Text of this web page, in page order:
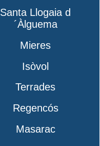
Santa Llogaia d
´Àlguema
Mieres
Isòvol
Terrades
Regencós
Masarac